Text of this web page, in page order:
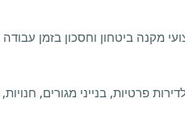
מקנה ביטחון וחסכון בזמן עבודה
פרטיות, בנייני מגורים,